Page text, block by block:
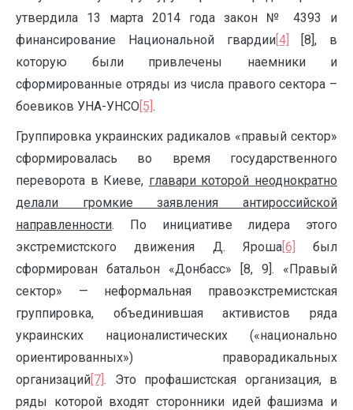
утвердила 13 марта 2014 года закон № 4393 и
финансирование Национальной гвардии[4]
[8], в
которую были привлечены наемники и
сформированные отряды из числа правого сектора –
боевиков УНА-УНСО [5] .
Группировка украинских радикалов «правый сектор»
сформировалась во время государственного
переворота в Киеве, главари которой неоднократно
делали громкие заявления антироссийской
направленности. По инициативе лидера этого
экстремистского движения Д. Яроша[6]
был
сформирован батальон «Донбасс» [8, 9]. «Правый
сектор» — неформальная правоэкстремистская
группировка, объединившая активистов ряда
украинских националистических («национально
ориентированных») праворадикальных
организаций [7] . Это профашистская организация, в
ряды которой входят сторонники идей фашизма и